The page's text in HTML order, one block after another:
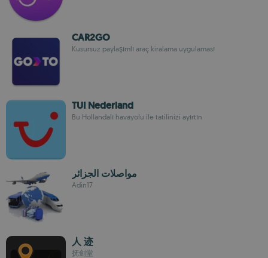
CAR2GO
Kusursuz paylaşımlı araç kiralama uygulaması
TUI Nederland
Bu Hollandalı havayolu ile tatilinizi ayırtın
مواصلات الجزائر
Adin17
人 迹
抚剑堂